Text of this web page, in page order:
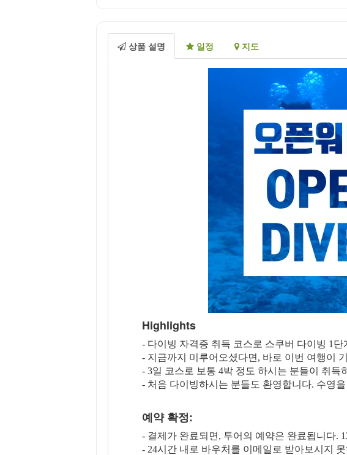
상품 설명 일정 지도
Highlights
- 다이빙 자격증 취득 코스로 스쿠버 다이빙 1
- 지금까지 미루어오셨다면, 바로 이번 여행이
- 3일 코스로 보통 4박 정도 하시는 분들이 취득
- 처음 다이빙하시는 분들도 환영합니다. 수영
예약 확정:
- 결제가 완료되면, 투어의 예약은 완료됩니다.
- 24시간 내로 바우처를 이메일로 받아보시지